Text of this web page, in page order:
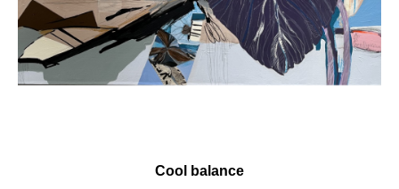
Cool balance